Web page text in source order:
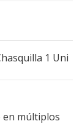
1 Uni
en múltiplos